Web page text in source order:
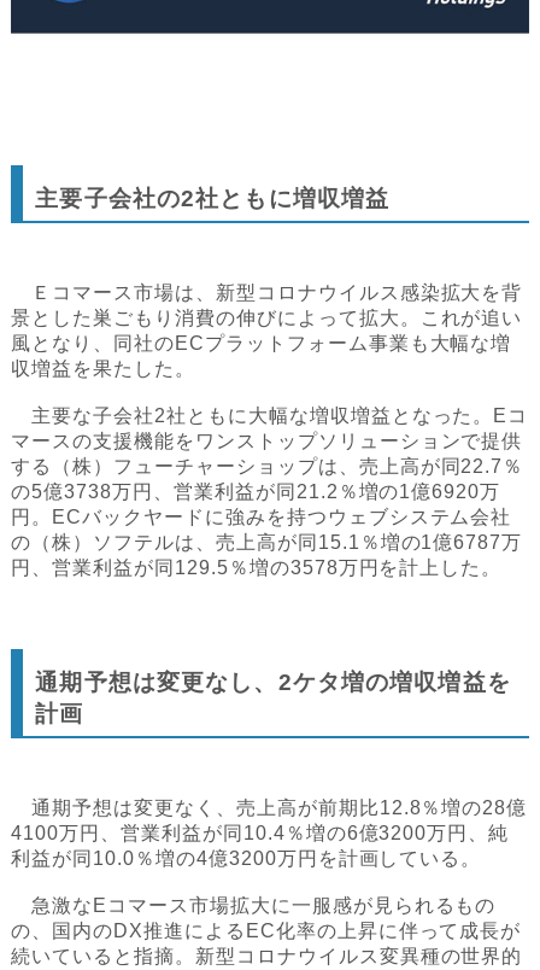
主要子会社の2社ともに増収増益
Ｅコマース市場は、新型コロナウイルス感染拡大を背
景とした巣ごもり消費の伸びによって拡大。これが追い
風となり、同社のECプラットフォーム事業も大幅な増
収増益を果たした。
主要な子会社2社ともに大幅な増収増益となった。Eコ
マースの支援機能をワンストップソリューションで提供
する（株）フューチャーショップは、売上高が同22.7％
の5億3738万円、営業利益が同21.2％増の1億6920万
円。ECバックヤードに強みを持つウェブシステム会社
の（株）ソフテルは、売上高が同15.1％増の1億6787万
円、営業利益が同129.5％増の3578万円を計上した。
通期予想は変更なし、2ケタ増の増収増益を
計画
通期予想は変更なく、売上高が前期比12.8％増の28億
4100万円、営業利益が同10.4％増の6億3200万円、純
利益が同10.0％増の4億3200万円を計画している。
急激なEコマース市場拡大に一服感が見られるもの
の、国内のDX推進によるEC化率の上昇に伴って成長が
続いていると指摘。新型コロナウイルス変異種の世界的